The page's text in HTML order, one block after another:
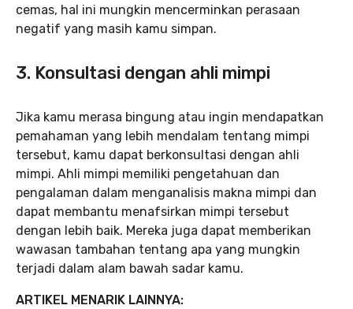
cemas, hal ini mungkin mencerminkan perasaan
negatif yang masih kamu simpan.
3. Konsultasi dengan ahli mimpi
Jika kamu merasa bingung atau ingin mendapatkan
pemahaman yang lebih mendalam tentang mimpi
tersebut, kamu dapat berkonsultasi dengan ahli
mimpi. Ahli mimpi memiliki pengetahuan dan
pengalaman dalam menganalisis makna mimpi dan
dapat membantu menafsirkan mimpi tersebut
dengan lebih baik. Mereka juga dapat memberikan
wawasan tambahan tentang apa yang mungkin
terjadi dalam alam bawah sadar kamu.
ARTIKEL MENARIK LAINNYA: